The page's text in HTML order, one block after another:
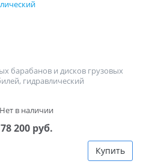
барабанов и дисков грузовых
гидравлический
Нет в наличии
78 200 руб.
Купить